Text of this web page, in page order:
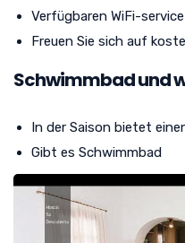
Verfügbaren WiFi-service
Freuen Sie sich auf
Schwimmbad und
In der Saison bietet
Gibt es Schwimmbad